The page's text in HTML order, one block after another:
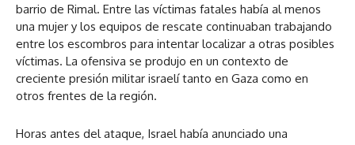
barrio de Rimal. Entre las víctimas fatales había al menos
una mujer y los equipos de rescate continuaban trabajando
entre los escombros para intentar localizar a otras posibles
víctimas. La ofensiva se produjo en un contexto de
creciente presión militar israelí tanto en Gaza como en
otros frentes de la región.
Horas antes del ataque, Israel había anunciado una